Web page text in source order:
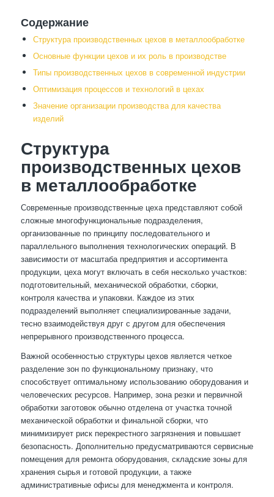
Содержание
Структура производственных цехов в металлообработке
Основные функции цехов и их роль в производстве
Типы производственных цехов в современной индустрии
Оптимизация процессов и технологий в цехах
Значение организации производства для качества
изделий
Структура
производственных цехов
в металлообработке
Современные производственные цеха представляют собой
сложные многофункциональные подразделения,
организованные по принципу последовательного и
параллельного выполнения технологических операций. В
зависимости от масштаба предприятия и ассортимента
продукции, цеха могут включать в себя несколько участков:
подготовительный, механической обработки, сборки,
контроля качества и упаковки. Каждое из этих
подразделений выполняет специализированные задачи,
тесно взаимодействуя друг с другом для обеспечения
непрерывного производственного процесса.
Важной особенностью структуры цехов является четкое
разделение зон по функциональному признаку, что
способствует оптимальному использованию оборудования и
человеческих ресурсов. Например, зона резки и первичной
обработки заготовок обычно отделена от участка точной
механической обработки и финальной сборки, что
минимизирует риск перекрестного загрязнения и повышает
безопасность. Дополнительно предусматриваются сервисные
помещения для ремонта оборудования, складские зоны для
хранения сырья и готовой продукции, а также
административные офисы для менеджмента и контроля.